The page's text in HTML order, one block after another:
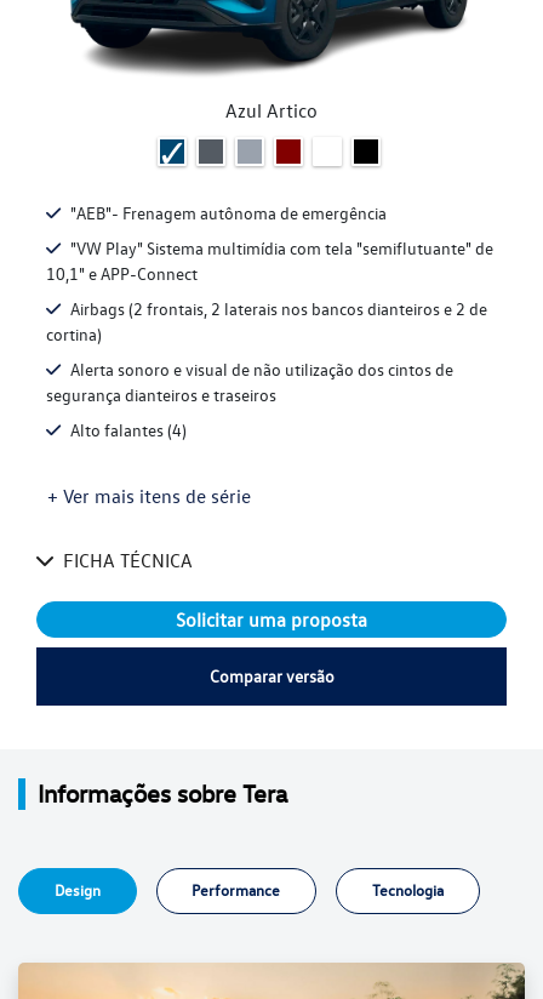
Azul Artico
"AEB"- Frenagem autônoma de emergência
"VW Play" Sistema multimídia com tela "semiflutuante" de
10,1" e APP-Connect
Airbags (2 frontais, 2 laterais nos bancos dianteiros e 2 de
cortina)
Alerta sonoro e visual de não utilização dos cintos de
segurança dianteiros e traseiros
Alto falantes (4)
+ Ver mais itens de série
FICHA TÉCNICA
Solicitar uma proposta
Comparar versão
Informações sobre Tera
Design Performance Tecnologia